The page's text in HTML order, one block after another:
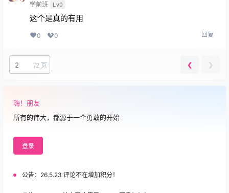
学前班 Lv0
这个是真的有用
0 0 回复
/2 页 ❮ ❯
嗨！朋友
所有的伟大，都源于一个勇敢的开始
登录
公告： 26.5.23 评论不在增加积分！